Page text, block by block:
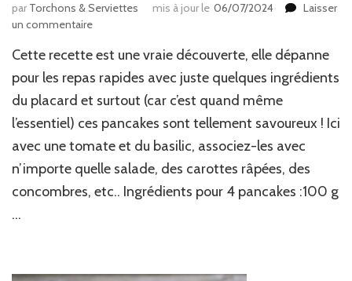
par Torchons & Serviettes mis à jour le 06/07/2024
Laisser
un commentairesur
au
thon
Cette recette est une vraie découverte, elle dépanne
pour les repas rapides avec juste quelques ingrédients
du placard et surtout (car c’est quand même
l’essentiel) ces pancakes sont tellement savoureux ! Ici
avec une tomate et du basilic, associez-les avec
n’importe quelle salade, des carottes râpées, des
concombres, etc.. Ingrédients pour 4 pancakes :100 g
…